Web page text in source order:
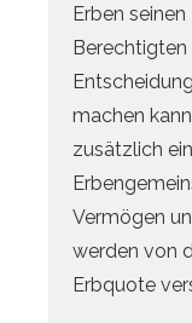
Erben
Berechtigten
machen
zusätzlich
Vermögen
werden von
Erbquote